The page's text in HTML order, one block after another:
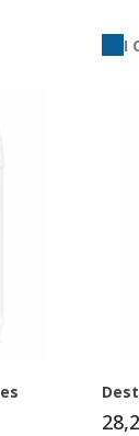
I